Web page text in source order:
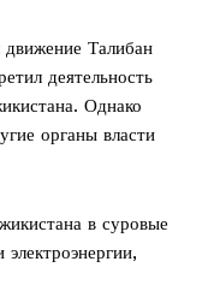
Талибан
деятельность
Однако
органы власти
в суровые